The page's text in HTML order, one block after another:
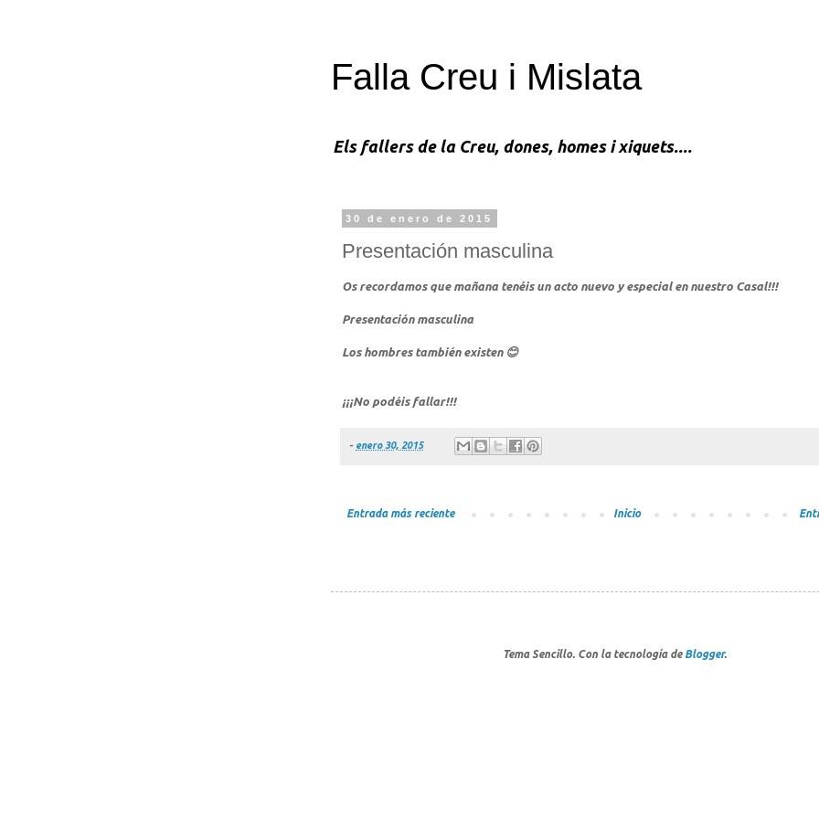
Falla Creu i Mislata
Els fallers de la Creu, dones, homes i xiquets....
30 de enero de 2015
Presentación masculina
Os recordamos que mañana tenéis un acto nuevo y especial en nuestro Casal!!!
Presentación masculina
Los hombres también existen 😊
¡¡¡No podéis fallar!!!
- enero 30, 2015
Entrada más reciente Inicio
Tema Sencillo. Con la tecnología de Blogger.